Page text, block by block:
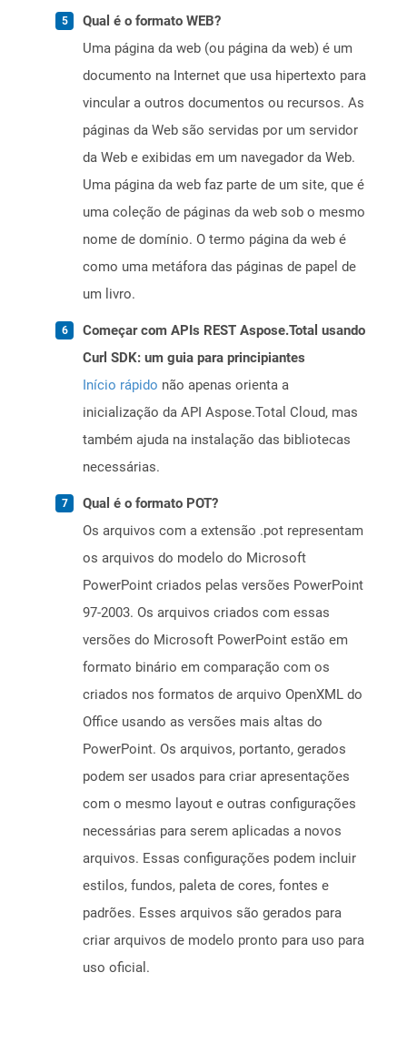
Qual é o formato WEB?
Uma página da web (ou página da web) é um
documento na Internet que usa hipertexto para
vincular a outros documentos ou recursos. As
páginas da Web são servidas por um servidor
da Web e exibidas em um navegador da Web.
Uma página da web faz parte de um site, que é
uma coleção de páginas da web sob o mesmo
nome de domínio. O termo página da web é
como uma metáfora das páginas de papel de
um livro.
Começar com APIs REST Aspose.Total usando
Curl SDK: um guia para principiantes
Início rápido não apenas orienta a
inicialização da API Aspose.Total Cloud, mas
também ajuda na instalação das bibliotecas
necessárias.
Qual é o formato POT?
Os arquivos com a extensão .pot representam
os arquivos do modelo do Microsoft
PowerPoint criados pelas versões PowerPoint
97-2003. Os arquivos criados com essas
versões do Microsoft PowerPoint estão em
formato binário em comparação com os
criados nos formatos de arquivo OpenXML do
Office usando as versões mais altas do
PowerPoint. Os arquivos, portanto, gerados
podem ser usados ​​para criar apresentações
com o mesmo layout e outras configurações
necessárias para serem aplicadas a novos
arquivos. Essas configurações podem incluir
estilos, fundos, paleta de cores, fontes e
padrões. Esses arquivos são gerados para
criar arquivos de modelo pronto para uso para
uso oficial.